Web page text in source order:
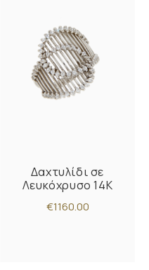
Δαχτυλίδι σε
Λευκόχρυσο 14K
€1160.00